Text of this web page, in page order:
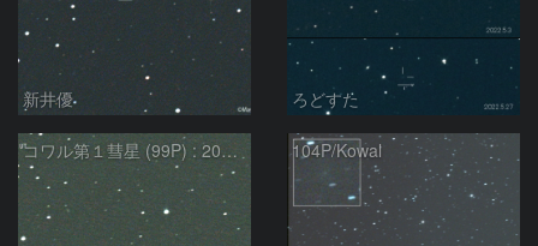
新井優 ろどすた
コワル第１彗星 (99P) : 2022/05/04 104P/Kowal